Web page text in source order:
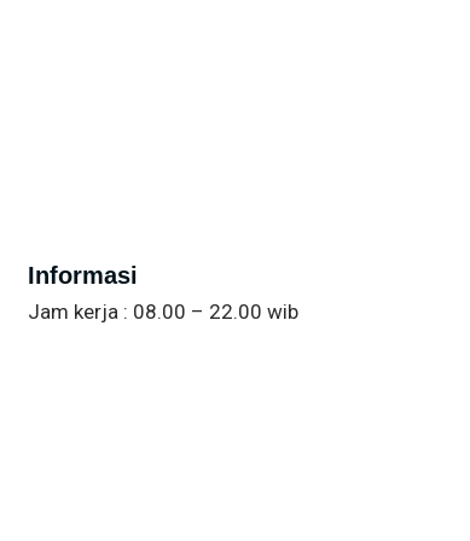
Informasi
Jam kerja : 08.00 – 22.00 wib